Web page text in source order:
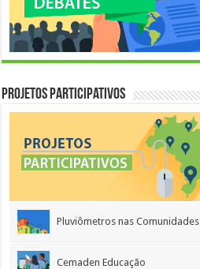
Projetos Participativos
Pluviômetros nas Comunidades
Cemaden Educação